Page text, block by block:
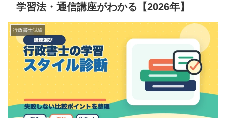
学習法・通信講座がわかる【2026年】
行政書士試験